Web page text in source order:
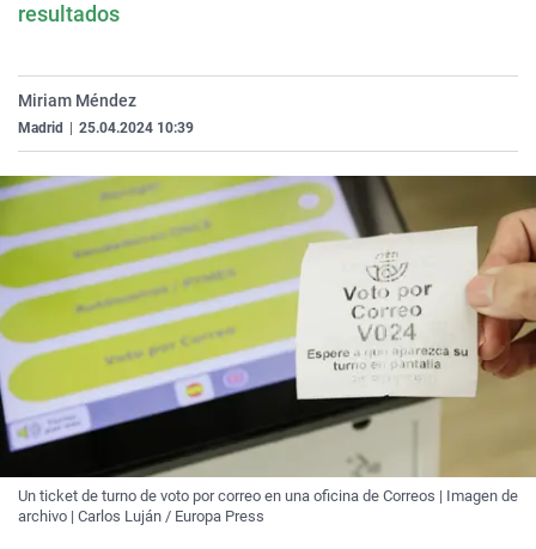
resultados
Miriam Méndez
Madrid 25.04.2024 10:39
Un ticket de turno de voto por correo en una oficina de Correos | Imagen de
archivo | Carlos Luján / Europa Press